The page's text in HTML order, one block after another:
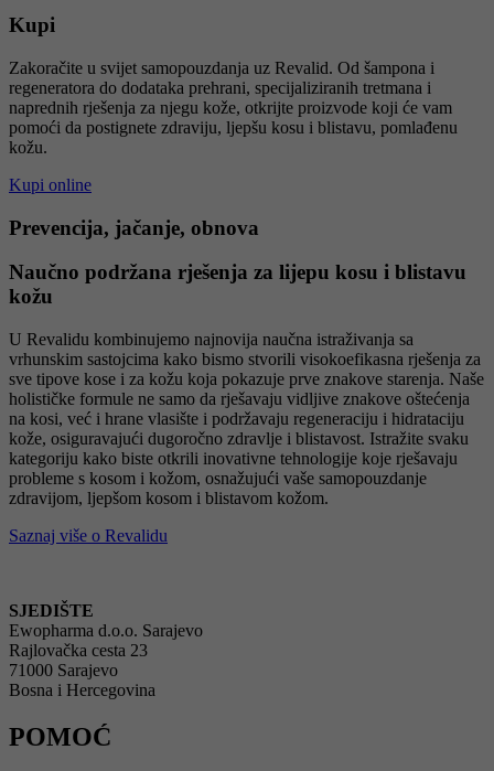
Kupi
Zakoračite u svijet samopouzdanja uz Revalid. Od šampona i
regeneratora do dodataka prehrani, specijaliziranih tretmana i
naprednih rješenja za njegu kože, otkrijte proizvode koji će vam
pomoći da postignete zdraviju, ljepšu kosu i blistavu, pomlađenu
kožu.
Kupi online
Prevencija, jačanje, obnova
Naučno podržana rješenja za lijepu kosu i blistavu
kožu
U Revalidu kombinujemo najnovija naučna istraživanja sa
vrhunskim sastojcima kako bismo stvorili visokoefikasna rješenja za
sve tipove kose i za kožu koja pokazuje prve znakove starenja. Naše
holističke formule ne samo da rješavaju vidljive znakove oštećenja
na kosi, već i hrane vlasište i podržavaju regeneraciju i hidrataciju
kože, osiguravajući dugoročno zdravlje i blistavost. Istražite svaku
kategoriju kako biste otkrili inovativne tehnologije koje rješavaju
probleme s kosom i kožom, osnažujući vaše samopouzdanje
zdravijom, ljepšom kosom i blistavom kožom.
Saznaj više o Revalidu
SJEDIŠTE
Ewopharma d.o.o. Sarajevo
Rajlovačka cesta 23
71000 Sarajevo
Bosna i Hercegovina
POMOĆ